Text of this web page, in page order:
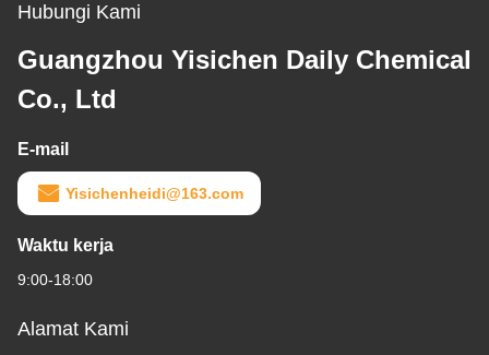
Hubungi Kami
Guangzhou Yisichen Daily Chemical
Co., Ltd
E-mail
Yisichenheidi@163.com
Waktu kerja
9:00-18:00
Alamat Kami